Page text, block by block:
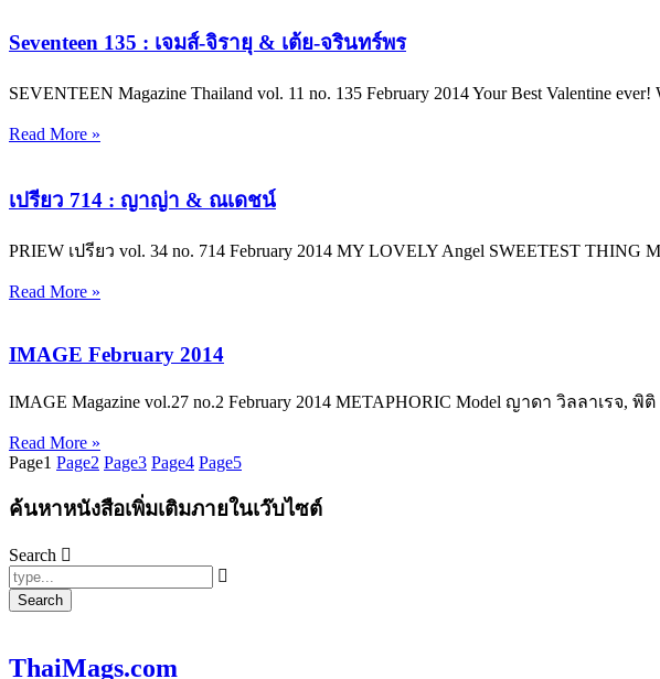
Seventeen 135 : เจมส์-จิรายุ & เต้ย-จรินทร์พร
SEVENTEEN Magazine Thailand vol. 11 no. 135 February 2014 Your Best Valentine
Read More »
เปรียว 714 : ญาญ่า & ณเดชน์
PRIEW เปรียว vol. 34 no. 714 February 2014 MY LOVELY Angel SWEETEST THING
Read More »
IMAGE February 2014
IMAGE Magazine vol.27 no.2 February 2014 METAPHORIC Model ญาดา วิลลาเรจ,
Read More »
Page1 Page2 Page3 Page4 Page5
ค้นหาหนังสือเพิ่มเติมภายในเว๊บไซต์
Search
Search
ThaiMags.com